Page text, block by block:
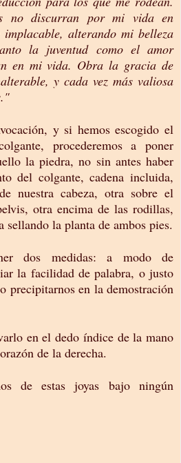
no discurran por mi vida en
implacable, alterando mi belleza
la juventud como el amor
en mi vida. Obra la gracia de
y cada vez más valiosa
y si hemos escogido el
procederemos a poner
la piedra, no sin antes haber
del colgante, cadena incluida,
nuestra cabeza, otra sobre el
otra encima de las rodillas,
la planta de ambos pies.
dos medidas: a modo de
la facilidad de palabra, o justo
precipitarnos en la demostración
en el dedo índice de la mano
de la derecha.
de estas joyas bajo ningún